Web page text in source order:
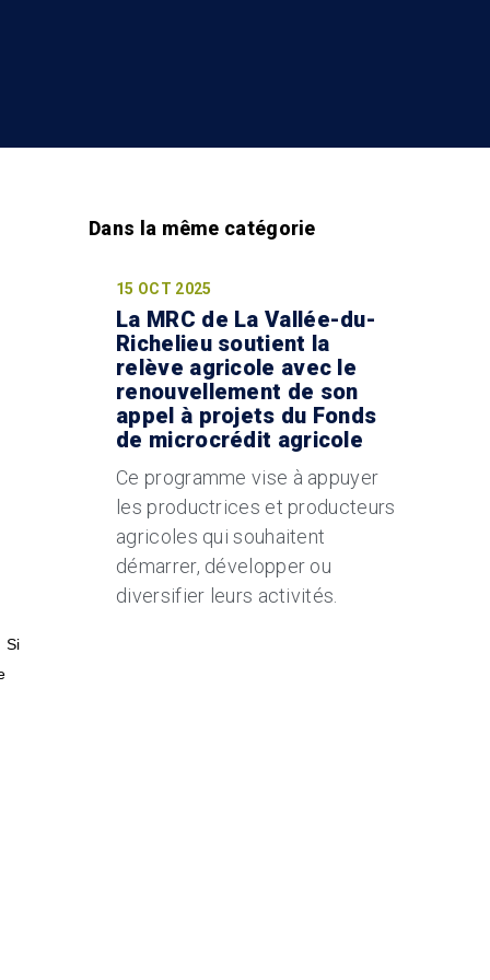
Si
15 OCT 2025
La MRC de La Vallée-du-
Richelieu soutient la
relève agricole avec le
renouvellement de son
appel à projets du Fonds
de microcrédit agricole
Ce programme vise à appuyer
les productrices et producteurs
agricoles qui souhaitent
démarrer, développer ou
diversifier leurs activités.